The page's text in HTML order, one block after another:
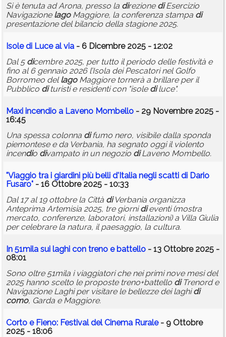
Si è tenuta ad Arona, presso la direzione diEsercizio
Navigazione lagoMaggiore, la conferenza stampa di
presentazione del bilancio della stagione 2025.
Isoledi Luce al via - 6 Dicembre 2025 - 12:02
Dal 5 dicembre 2025, per tutto il periodo delle festività e
fino al 6 gennaio 2026 l’Isola dei Pescatori nel Golfo
Borromeo dellagoMaggiore tornerà a brillare per il
Pubblico dituristi e residenti con "isole diluce".
Maxi incendio a Laveno Mombello - 29 Novembre 2025 -
16:45
Una spessa colonna difumo nero, visibile dalla sponda
piemontese e da Verbania, ha segnato oggi il violento
incendio divampato in un negozio diLaveno Mombello.
"Viaggio tra i giardini più belli d'Italia negli scatti di Dario
Fusaro" - 16 Ottobre 2025 - 10:33
Dal 17 al 19 ottobre la Città diVerbania organizza
Anteprima Artemisia 2025, tre giornidieventi (mostra
mercato, conferenze, laboratori, installazioni) a Villa Giulia
per celebrare la natura, il paesaggio, la cultura.
In 51mila sui laghi con treno e battello - 13 Ottobre 2025 -
08:01
Sono oltre 51mila i viaggiatori che nei primi nove mesi del
2025 hanno scelto le proposte treno+battello diTrenord e
Navigazione Laghi per visitare le bellezze dei laghidi
como, Garda e Maggiore.
Corto e Fieno: Festival del Cinema Rurale- 9 Ottobre
2025 - 18:06